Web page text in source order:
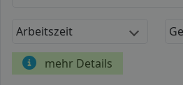
Arbeitszeit
mehr Details